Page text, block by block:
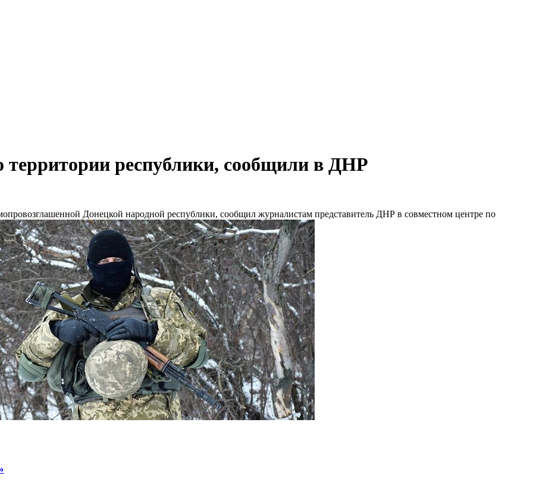
республики, сообщили в ДНР
Донецкой народной республики, сообщил журналистам представитель ДНР в совместном центре по